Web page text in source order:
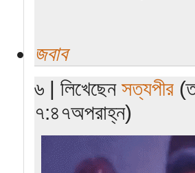
জবাব
৬ | লিখেছেন সত্যপীর
৭:৪৭অপরাহ্ন)